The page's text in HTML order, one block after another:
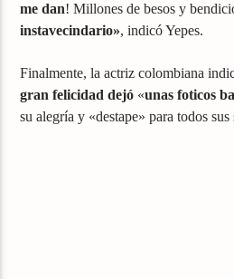
me dan! Millones de besos y
instavecindario», indicó Yepes.
Finalmente, la actriz colombiana
gran felicidad dejó «unas foticos
su alegría y «destape» para todos sus